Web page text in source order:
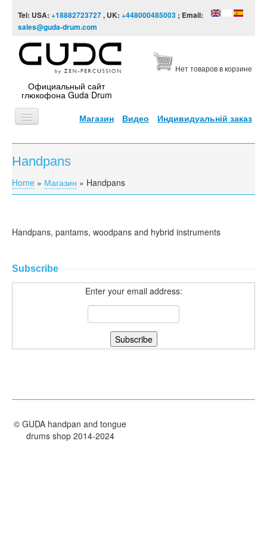
Tel: USA: +18882723727, UK: +448000485003 ; Email:
sales@guda-drum.com
Официальный сайт
глюкофона Guda Drum
Нет товаров в корзине
Магазин Видео Индивидуальній заказ
ГЛАВНАЯ
ТИПЫ
ДИЗАЙНЫ
ЗВУКОРЯД
Handpans
You are here
Home » Магазин » Handpans
Handpans, pantams, woodpans and hybrid instruments
Subscribe
Enter your email address:
©GUDA handpan and tongue
drums shop2014-2024